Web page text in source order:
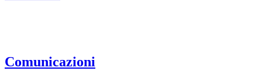
Comunicazioni